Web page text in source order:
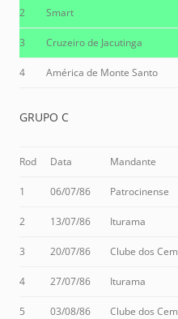
2 Smart
3 Cruzeiro de Jacutinga
4 América de Monte Santo
GRUPO C
Rod Data Mandante
1 06/07/86 Patrocinense
2 13/07/86 Iturama
3 20/07/86 Clube dos Cem
4 27/07/86 Iturama
5 03/08/86 Clube dos Cem